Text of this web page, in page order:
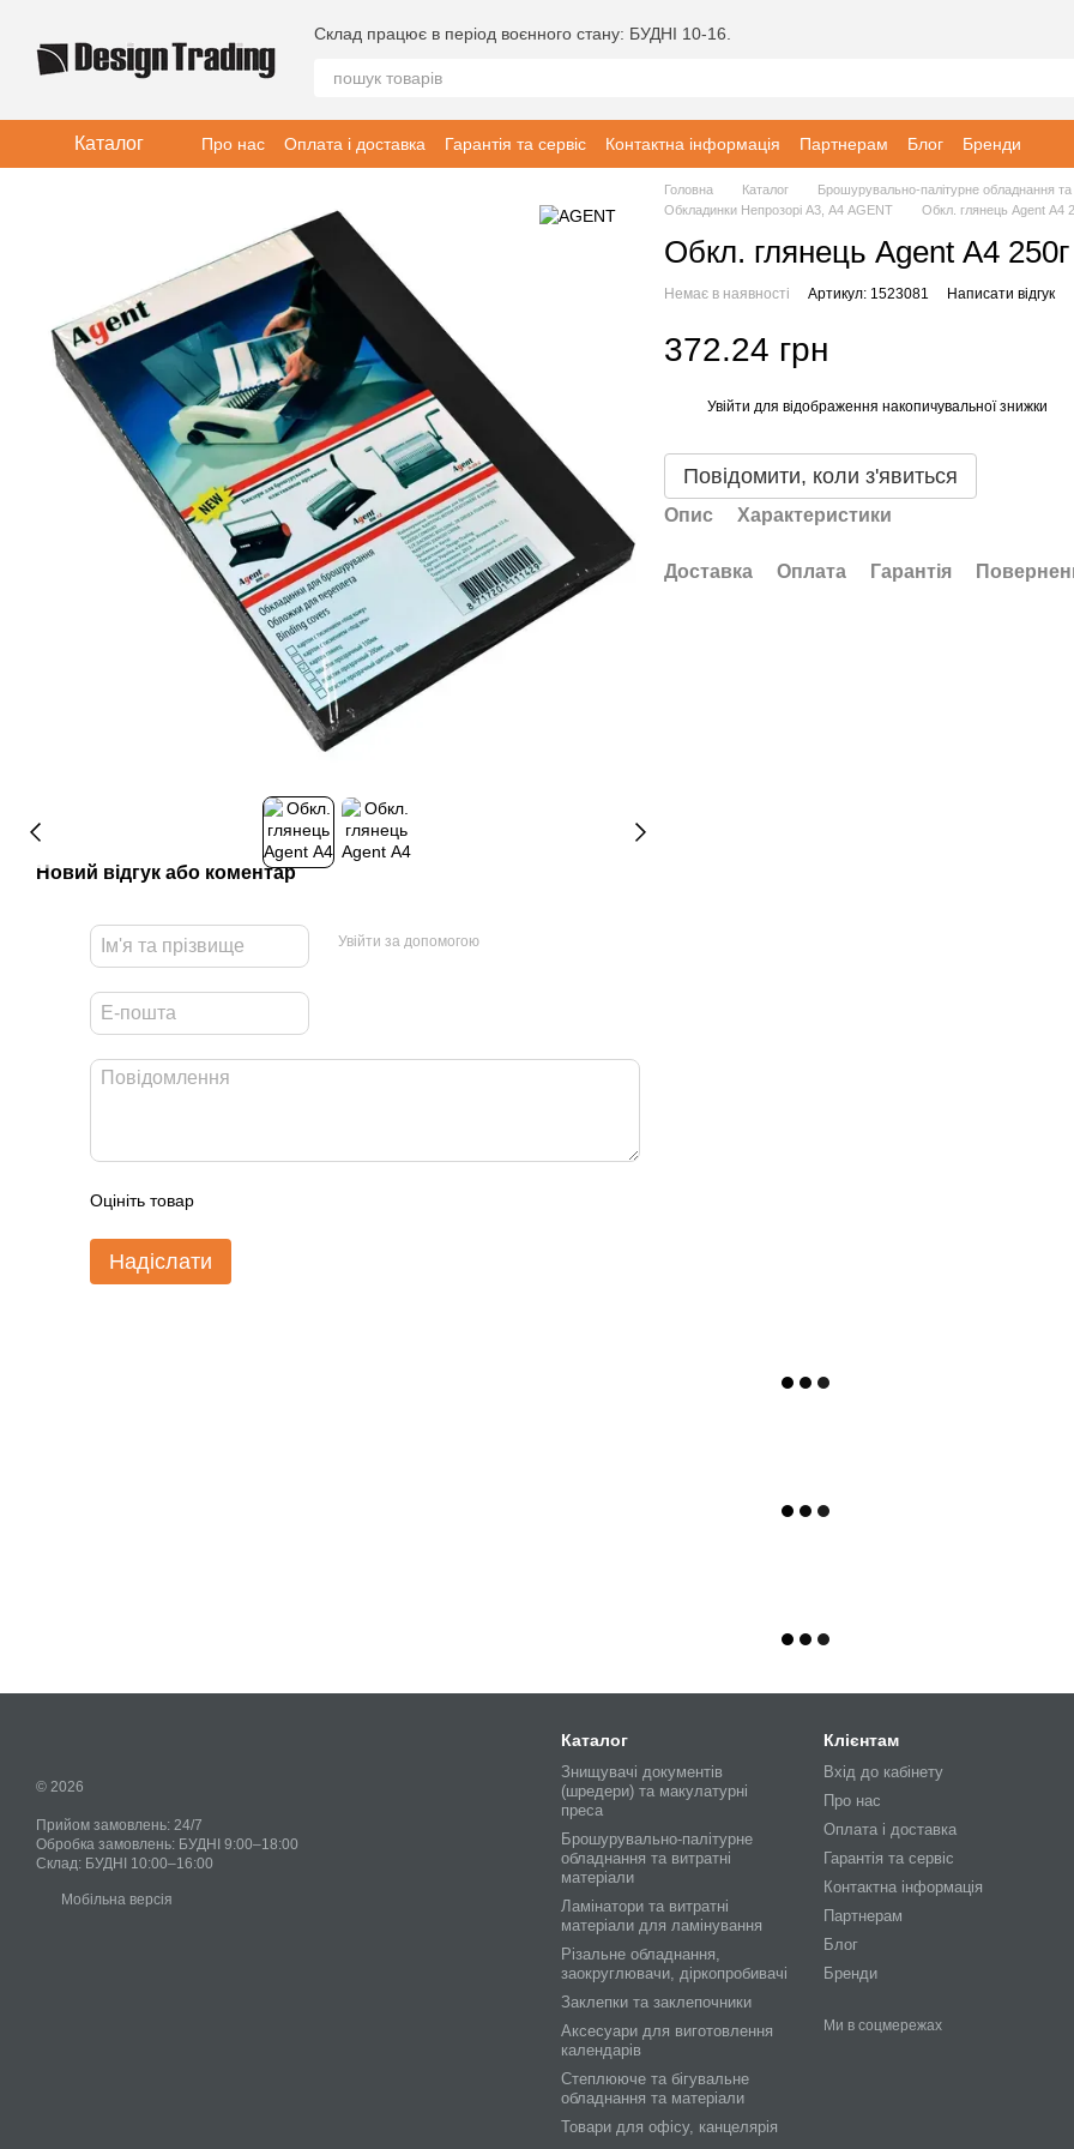
Склад працює в період воєнного стану: БУДНІ 10-16.
Каталог Про нас Оплата і доставка Гарантія та сервіс Контактна інформація Партнерам Блог Бренди
Новий відгук або коментар
Увійти за допомогою
Оцініть товар
Надіслати
Головна Каталог
Брошурувально-палітурне обладнання та
Обкладинки Непрозорі А3, А4 AGENT
Обкл. глянець Agent А4
Обкл. глянець Agent А4
Немає в наявності Артикул: 1523081 Написати відгук
372.24 грн
Увійти для відображення накопичувальної знижки
Повідомити, коли з'явиться
Опис Характеристики
Доставка Оплата Гарантія
© 2026
Прийом замовлень: 24/7
Обробка замовлень: БУДНІ 9:00–18:00
Склад: БУДНІ 10:00–16:00
Мобільна версія
Каталог
Знищувачі документів
(шредери) та макулатурні
преса
Брошурувально-палітурне
обладнання та витратні
матеріали
Ламінатори та витратні
матеріали для ламінування
Різальне обладнання,
заокруглювачи, діркопробивачі
Заклепки та заклепочники
Аксесуари для виготовлення
календарів
Степлююче та бігувальне
обладнання та матеріали
Товари для офісу, канцелярія
Клієнтам
Вхід до кабінету
Про нас
Оплата і доставка
Гарантія та сервіс
Контактна інформація
Партнерам
Блог
Бренди
Ми в соцмережах